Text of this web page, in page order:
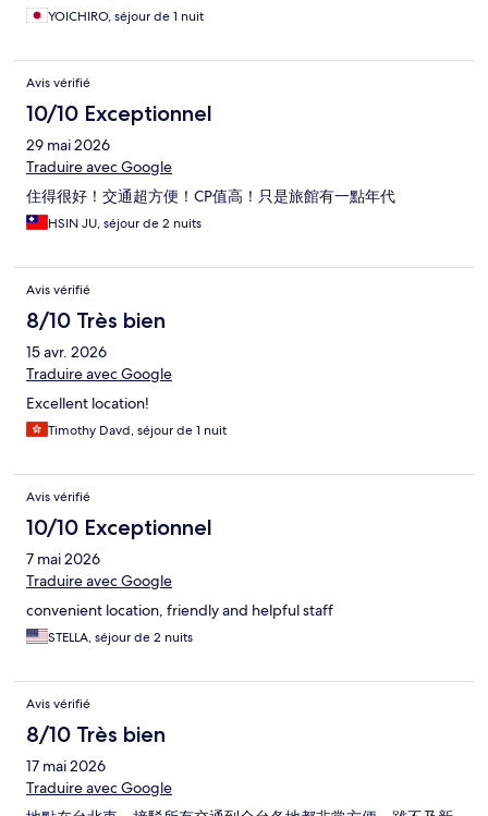
YOICHIRO, séjour de 1 nuit
Avis vérifié
10/10 Exceptionnel
29 mai 2026
Traduire avec Google
住得很好！交通超方便！CP值高！只是旅館有一點年代
HSIN JU, séjour de 2 nuits
Avis vérifié
8/10 Très bien
15 avr. 2026
Traduire avec Google
Excellent location!
Timothy Davd, séjour de 1 nuit
Avis vérifié
10/10 Exceptionnel
7 mai 2026
Traduire avec Google
convenient location, friendly and helpful staff
STELLA, séjour de 2 nuits
Avis vérifié
8/10 Très bien
17 mai 2026
Traduire avec Google